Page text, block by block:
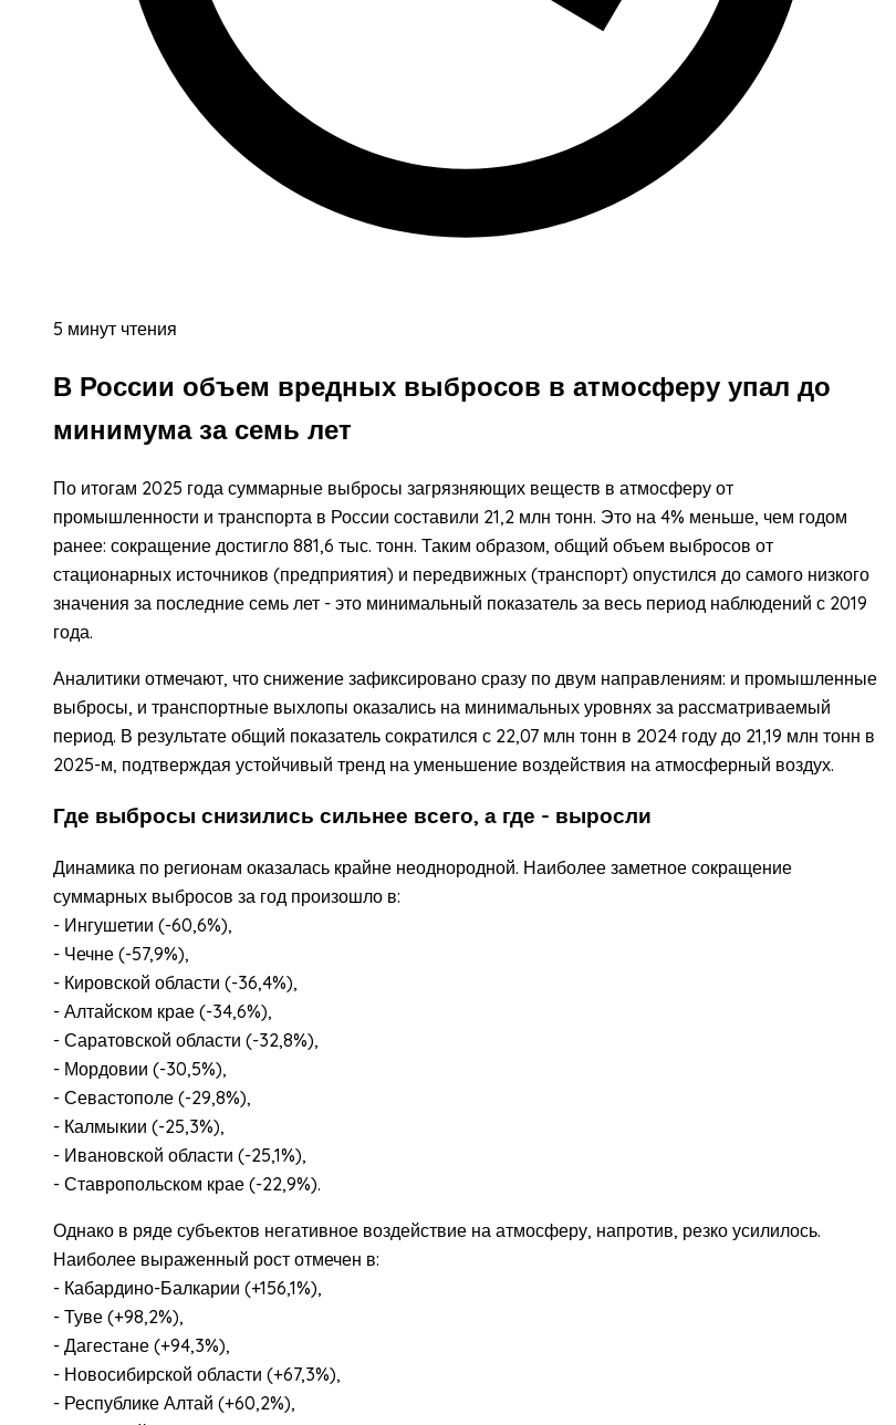
5 минут чтения
В России объем вредных выбросов в атмосферу упал до
минимума за семь лет
По итогам 2025 года суммарные выбросы загрязняющих веществ в атмосферу от
промышленности и транспорта в России составили 21,2 млн тонн. Это на 4% меньше, чем годом
ранее: сокращение достигло 881,6 тыс. тонн. Таким образом, общий объем выбросов от
стационарных источников (предприятия) и передвижных (транспорт) опустился до самого низкого
значения за последние семь лет - это минимальный показатель за весь период наблюдений с 2019
года.
Аналитики отмечают, что снижение зафиксировано сразу по двум направлениям: и промышленные
выбросы, и транспортные выхлопы оказались на минимальных уровнях за рассматриваемый
период. В результате общий показатель сократился с 22,07 млн тонн в 2024 году до 21,19 млн тонн в
2025-м, подтверждая устойчивый тренд на уменьшение воздействия на атмосферный воздух.
Где выбросы снизились сильнее всего, а где - выросли
Динамика по регионам оказалась крайне неоднородной. Наиболее заметное сокращение
суммарных выбросов за год произошло в:
- Ингушетии (-60,6%),
- Чечне (-57,9%),
- Кировской области (-36,4%),
- Алтайском крае (-34,6%),
- Саратовской области (-32,8%),
- Мордовии (-30,5%),
- Севастополе (-29,8%),
- Калмыкии (-25,3%),
- Ивановской области (-25,1%),
- Ставропольском крае (-22,9%).
Однако в ряде субъектов негативное воздействие на атмосферу, напротив, резко усилилось.
Наиболее выраженный рост отмечен в:
- Кабардино-Балкарии (+156,1%),
- Туве (+98,2%),
- Дагестане (+94,3%),
- Новосибирской области (+67,3%),
- Республике Алтай (+60,2%),